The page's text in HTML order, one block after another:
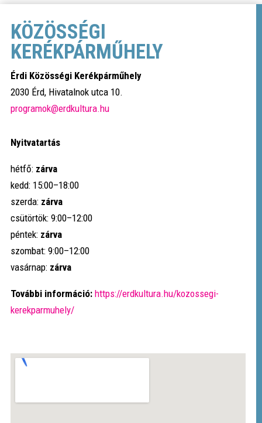
KÖZÖSSÉGI
KERÉKPÁRMŰHELY
Érdi Közösségi Kerékpárműhely
2030 Érd, Hivatalnok utca 10.
programok@erdkultura.hu
Nyitvatartás
hétfő: zárva
kedd: 15:00–18:00
szerda: zárva
csütörtök: 9:00–12:00
péntek: zárva
szombat: 9:00–12:00
vasárnap: zárva
További információ: https://erdkultura.hu/kozossegi-
kerekparmuhely/